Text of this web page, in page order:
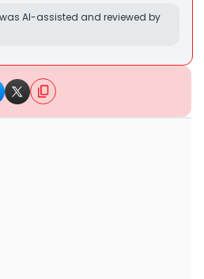
AI-assisted and reviewed by